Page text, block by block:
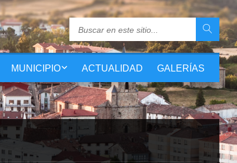
MUNICIPIO ACTUALIDAD GALERÍAS